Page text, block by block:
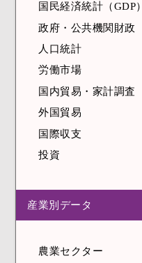
国民経済統計（GDP）
政府・公共機関財政
人口統計
労働市場
国内貿易・家計調査
外国貿易
国際収支
投資
産業別データ
農業セクター